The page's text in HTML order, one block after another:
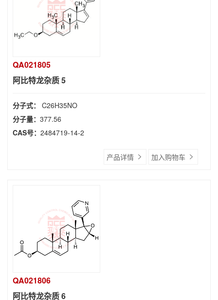
QA021805
阿比特龙杂质 5
分子式： C26H35NO
分子量： 377.56
CAS号： 2484719-14-2
产品详情 加入购物车
QA021806
阿比特龙杂质 6